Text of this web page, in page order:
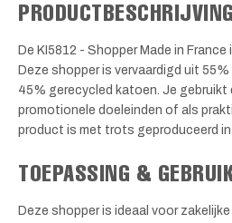
PRODUCTBESCHRIJVING
De KI5812 - Shopper Made in France
Deze shopper is vervaardigd uit
45% gerecycled katoen. Je gebruikt
promotionele doeleinden of als
product is met trots geproduceerd in
TOEPASSING &
Deze shopper is ideaal voor